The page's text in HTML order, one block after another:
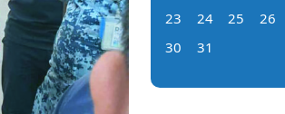
23
24 25 26
30
31